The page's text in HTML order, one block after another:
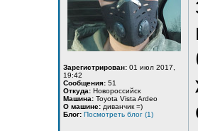
Зарегистрирован: 01 июл 2017,
19:42
Сообщения: 51
Откуда: Новороссийск
Машина: Toyota Vista Ardeo
О машине: диванчик =)
Блог: Посмотреть блог (1)